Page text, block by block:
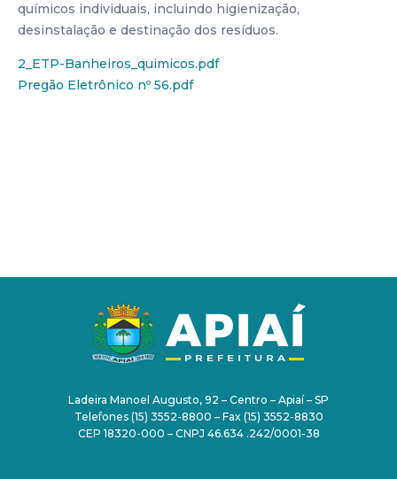
químicos individuais, incluindo higienização,
desinstalação e destinação dos resíduos.
2_ETP-Banheiros_quimicos.pdf
Pregão Eletrônico nº 56.pdf
Ladeira Manoel Augusto, 92 – Centro – Apiaí – SP
Telefones (15) 3552-8800 – Fax (15) 3552-8830
CEP 18320-000 – CNPJ 46.634 .242/0001-38